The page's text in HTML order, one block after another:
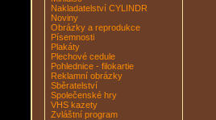
Nakladatelství CYLINDR
Noviny
Obrázky a reprodukce
Písemnosti
Plakáty
Plechové cedule
Pohlednice - filokartie
Reklamní obrázky
Sběratelství
Společenské hry
VHS kazety
Zvláštní program